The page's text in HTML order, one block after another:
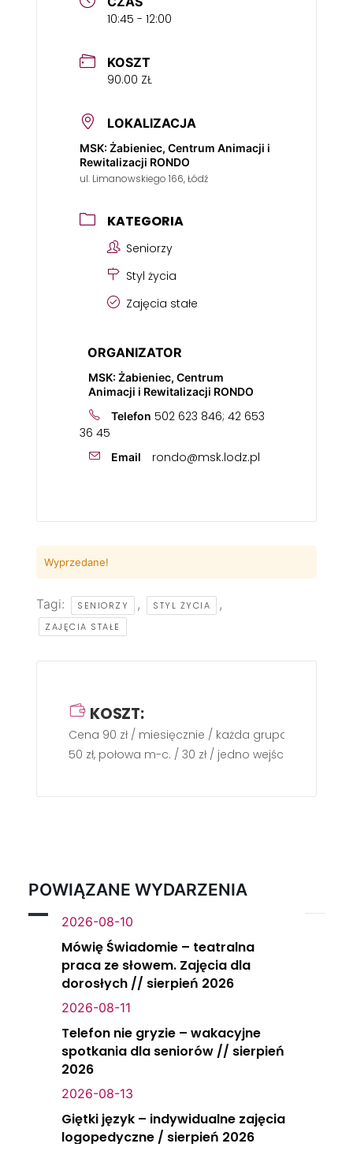
10:45 - 12:00
KOSZT
90.00 ZŁ
LOKALIZACJA
MSK: Żabieniec, Centrum Animacji i
Rewitalizacji RONDO
ul. Limanowskiego 166, Łódź
KATEGORIA
Seniorzy
Styl życia
Zajęcia stałe
ORGANIZATOR
MSK: Żabieniec, Centrum
Animacji i Rewitalizacji RONDO
Telefon 502 623 846; 42 653
36 45
Email rondo@msk.lodz.pl
Wyprzedane!
Tagi: SENIORZY , STYL ŻYCIA ,
ZAJĘCIA STAŁE
KOSZT:
Cena 90 zł / miesięcznie / każda grupa / dwa
50 zł, połowa m-c. / 30 zł / jedno wejście
POWIĄZANE WYDARZENIA
2026-08-10
Mówię Świadomie – teatralna
praca ze słowem. Zajęcia dla
dorosłych // sierpień 2026
2026-08-11
Telefon nie gryzie – wakacyjne
spotkania dla seniorów // sierpień
2026
2026-08-13
Giętki język – indywidualne zajęcia
logopedyczne / sierpień 2026